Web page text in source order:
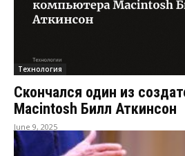
Технология
Скончался один из
Macintosh Билл Аткинсон
June 9, 2025